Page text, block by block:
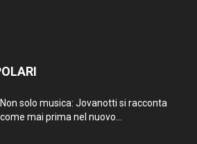
Non solo musica: Jovanotti si racconta
come mai prima nel nuovo...